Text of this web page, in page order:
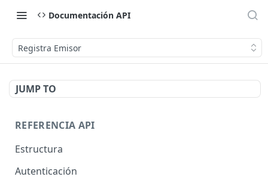
Documentación API
Registra Emisor
JUMP TO
REFERENCIA API
Estructura
Autenticación